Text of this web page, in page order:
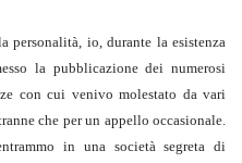
personalità, io, durante la esistenza
la pubblicazione dei numerosi
con cui venivo molestato da vari
che per un appello occasionale.
in una società segreta di